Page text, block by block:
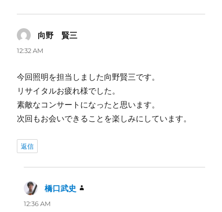
向野 賢三
12:32 AM
今回照明を担当しました向野賢三です。
リサイタルお疲れ様でした。
素敵なコンサートになったと思います。
次回もお会いできることを楽しみにしています。
返信
橋口武史
12:36 AM